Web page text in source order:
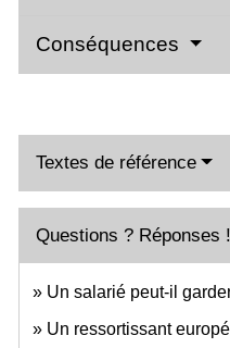
Conséquences
Textes de référence
Questions ? Réponses !
Un salarié peut-il
Un ressortissant